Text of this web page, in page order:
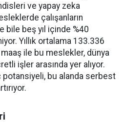
ve yapay zeka
çalışanların
bile beş yıl içinde %40
Yıllık ortalama 133.336
ile bu meslekler, dünya
işler arasında yer alıyor.
bu alanda serbest